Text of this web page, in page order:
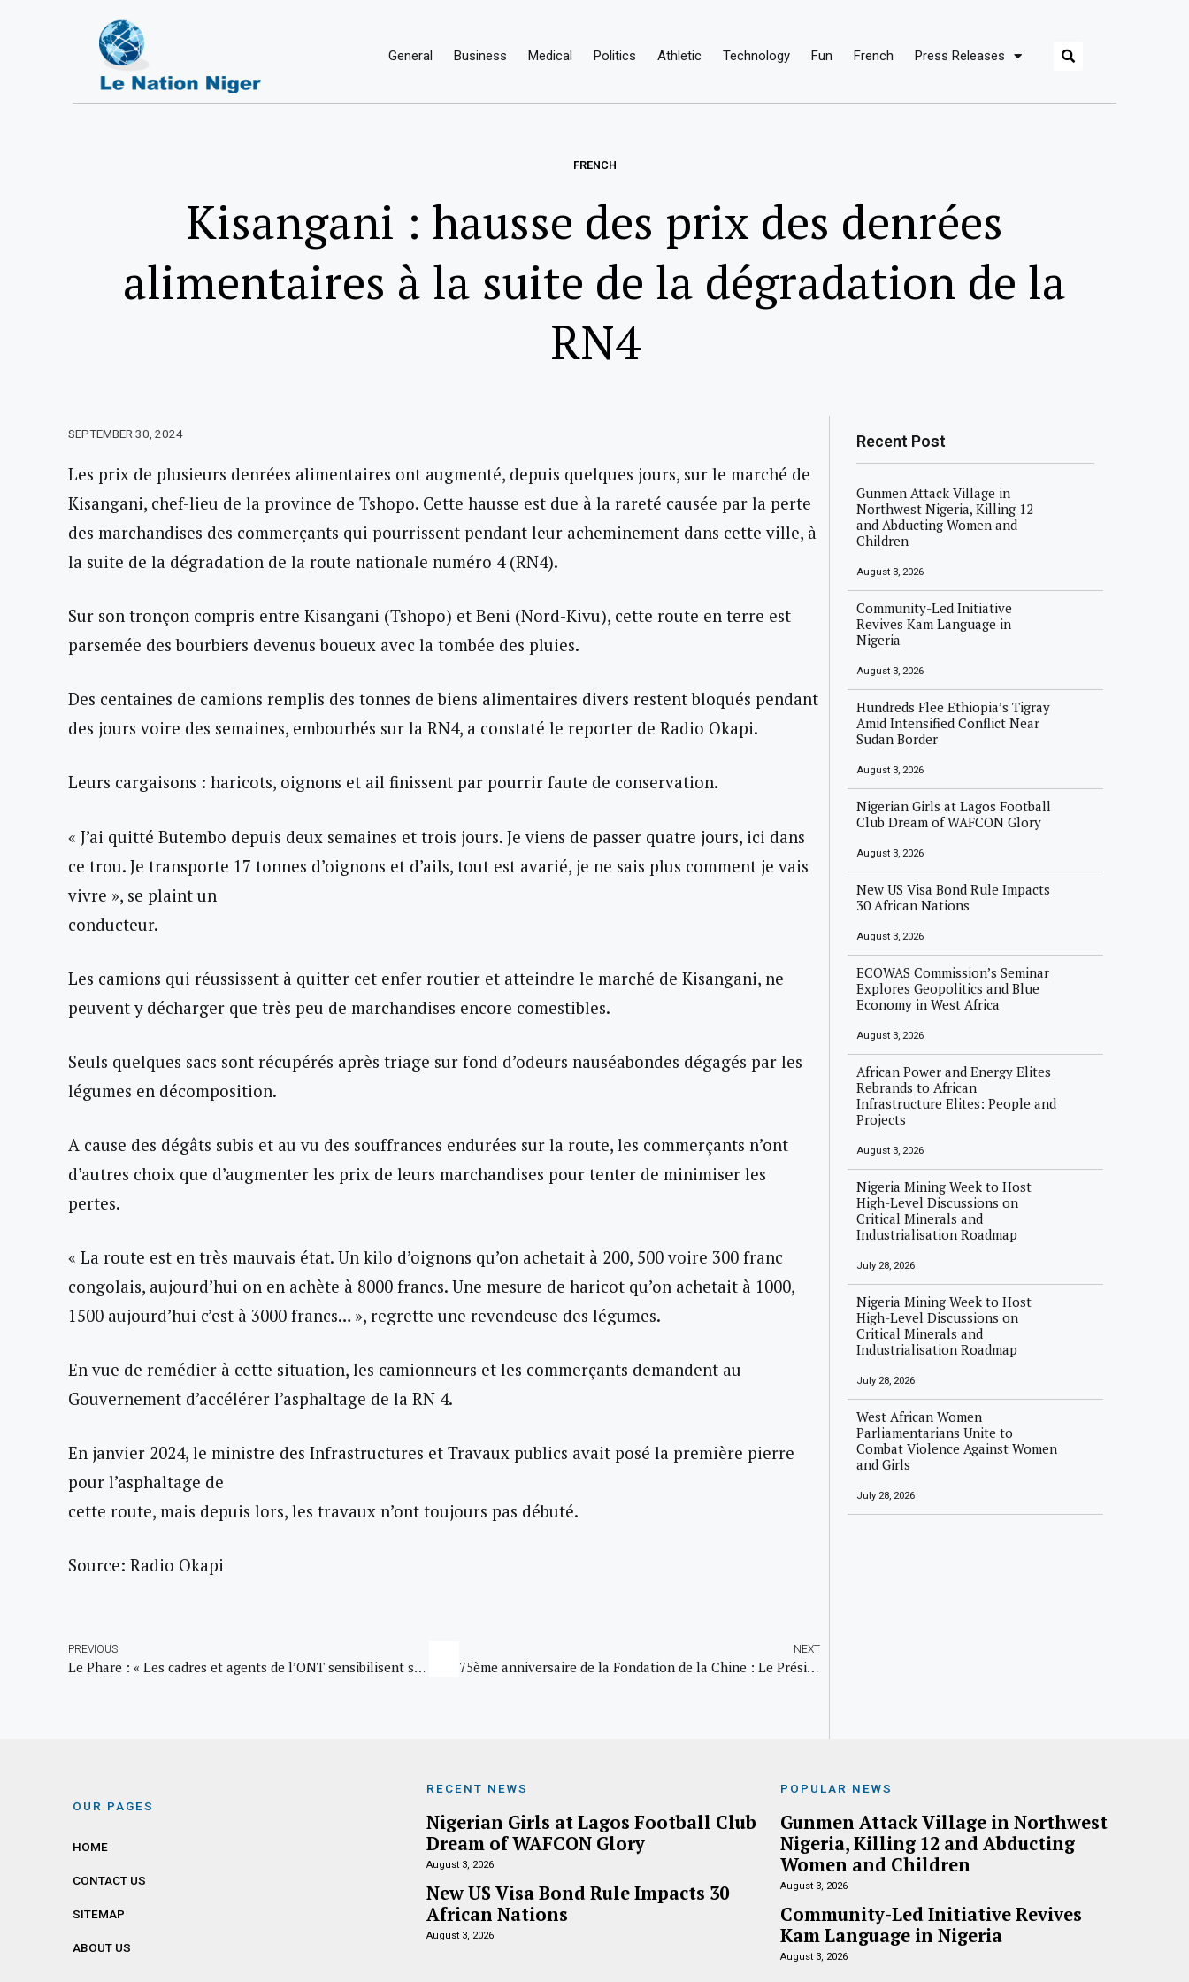
General Business Medical Politics Athletic Technology Fun French Press Releases
FRENCH
Kisangani : hausse des prix des denrées
alimentaires à la suite de la dégradation de la
RN4
SEPTEMBER 30, 2024
Les prix de plusieurs denrées alimentaires ont augmenté, depuis quelques jours, sur le marché de
Kisangani, chef-lieu de la province de Tshopo. Cette hausse est due à la rareté causée par la perte
des marchandises des commerçants qui pourrissent pendant leur acheminement dans cette ville, à
la suite de la dégradation de la route nationale numéro 4 (RN4).
Sur son tronçon compris entre Kisangani (Tshopo) et Beni (Nord-Kivu), cette route en terre est
parsemée des bourbiers devenus boueux avec la tombée des pluies.
Des centaines de camions remplis des tonnes de biens alimentaires divers restent bloqués pendant
des jours voire des semaines, embourbés sur la RN4, a constaté le reporter de Radio Okapi.
Leurs cargaisons : haricots, oignons et ail finissent par pourrir faute de conservation.
« J’ai quitté Butembo depuis deux semaines et trois jours. Je viens de passer quatre jours, ici dans
ce trou. Je transporte 17 tonnes d’oignons et d’ails, tout est avarié, je ne sais plus comment je vais
vivre », se plaint un
conducteur.
Les camions qui réussissent à quitter cet enfer routier et atteindre le marché de Kisangani, ne
peuvent y décharger que très peu de marchandises encore comestibles.
Seuls quelques sacs sont récupérés après triage sur fond d’odeurs nauséabondes dégagés par les
légumes en décomposition.
A cause des dégâts subis et au vu des souffrances endurées sur la route, les commerçants n’ont
d’autres choix que d’augmenter les prix de leurs marchandises pour tenter de minimiser les
pertes.
« La route est en très mauvais état. Un kilo d’oignons qu’on achetait à 200, 500 voire 300 franc
congolais, aujourd’hui on en achète à 8000 francs. Une mesure de haricot qu’on achetait à 1000,
1500 aujourd’hui c’est à 3000 francs… », regrette une revendeuse des légumes.
En vue de remédier à cette situation, les camionneurs et les commerçants demandent au
Gouvernement d’accélérer l’asphaltage de la RN 4.
En janvier 2024, le ministre des Infrastructures et Travaux publics avait posé la première pierre
pour l’asphaltage de
cette route, mais depuis lors, les travaux n’ont toujours pas débuté.
Source: Radio Okapi
PREVIOUS
Le Phare : « Les cadres et agents de l’ONT sensibilisent sur le tourisme et la paix via les médias »
NEXT
75ème anniversaire de la Fondation de la Chine : Le Président Tiani salue l’engagement de la Chine aux côtés du Niger
Recent Post
Gunmen Attack Village in
Northwest Nigeria, Killing 12
and Abducting Women and
Children
August 3, 2026
Community-Led Initiative
Revives Kam Language in
Nigeria
August 3, 2026
Hundreds Flee Ethiopia’s Tigray
Amid Intensified Conflict Near
Sudan Border
August 3, 2026
Nigerian Girls at Lagos Football
Club Dream of WAFCON Glory
August 3, 2026
New US Visa Bond Rule Impacts
30 African Nations
August 3, 2026
ECOWAS Commission’s Seminar
Explores Geopolitics and Blue
Economy in West Africa
August 3, 2026
African Power and Energy Elites
Rebrands to African
Infrastructure Elites: People and
Projects
August 3, 2026
Nigeria Mining Week to Host
High-Level Discussions on
Critical Minerals and
Industrialisation Roadmap
July 28, 2026
Nigeria Mining Week to Host
High-Level Discussions on
Critical Minerals and
Industrialisation Roadmap
July 28, 2026
West African Women
Parliamentarians Unite to
Combat Violence Against Women
and Girls
July 28, 2026
OUR PAGES
HOME
CONTACT US
SITEMAP
ABOUT US
RECENT NEWS
Nigerian Girls at Lagos Football Club
Dream of WAFCON Glory
August 3, 2026
New US Visa Bond Rule Impacts 30
African Nations
August 3, 2026
POPULAR NEWS
Gunmen Attack Village in Northwest
Nigeria, Killing 12 and Abducting
Women and Children
August 3, 2026
Community-Led Initiative Revives
Kam Language in Nigeria
August 3, 2026